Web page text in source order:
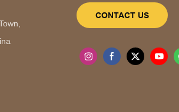
CONTACT US